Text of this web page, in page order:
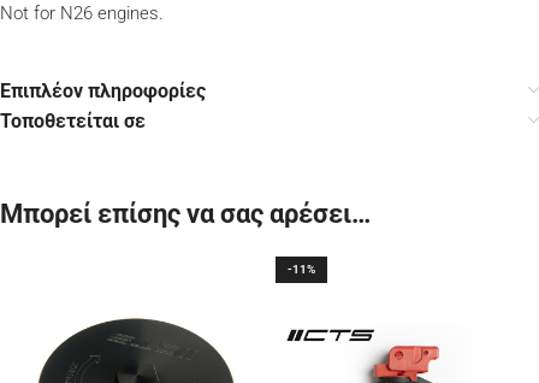
Not for N26 engines.
Επιπλέον πληροφορίες
Τοποθετείται σε
Μπορεί επίσης να σας αρέσει…
-11%